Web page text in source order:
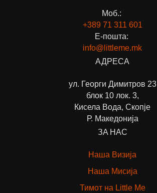
Моб.:
+389 71 311 601
Е-пошта:
info@littleme.mk
АДРЕСА
ул. Георги Димитров 23
блок 10 лок. 3,
Кисела Вода, Скопје
Р. Македонија
ЗА НАС
Наша Визија
Наша Мисија
Тимот на Little Me